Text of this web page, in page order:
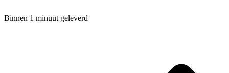
Binnen 1 minuut geleverd